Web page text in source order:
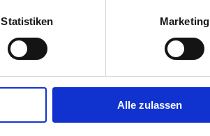
Statistiken Marketing
Alle zulassen